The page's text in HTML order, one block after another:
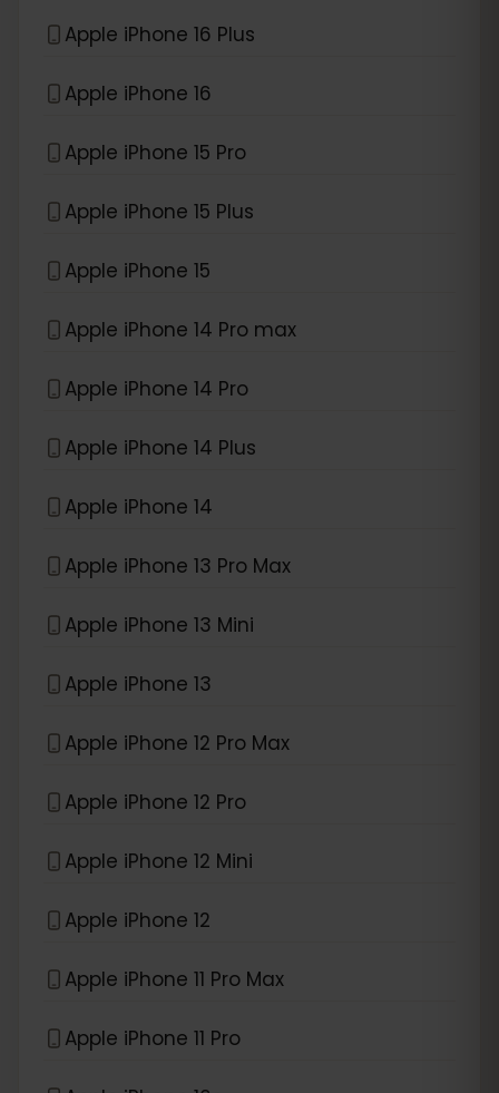
Apple iPhone 16 Plus
Apple iPhone 16
Apple iPhone 15 Pro
Apple iPhone 15 Plus
Apple iPhone 15
Apple iPhone 14 Pro max
Apple iPhone 14 Pro
Apple iPhone 14 Plus
Apple iPhone 14
Apple iPhone 13 Pro Max
Apple iPhone 13 Mini
Apple iPhone 13
Apple iPhone 12 Pro Max
Apple iPhone 12 Pro
Apple iPhone 12 Mini
Apple iPhone 12
Apple iPhone 11 Pro Max
Apple iPhone 11 Pro